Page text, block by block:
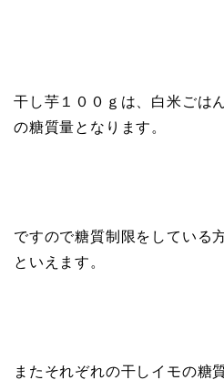
干し芋１００ｇは、白米ごは
の糖質量となります。
ですので糖質制限をしている
といえます。
またそれぞれの干しイモの糖